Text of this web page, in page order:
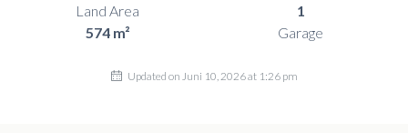
Land Area
574 m²
1
Garage
Updated on Juni 10, 2026 at 1:26 pm